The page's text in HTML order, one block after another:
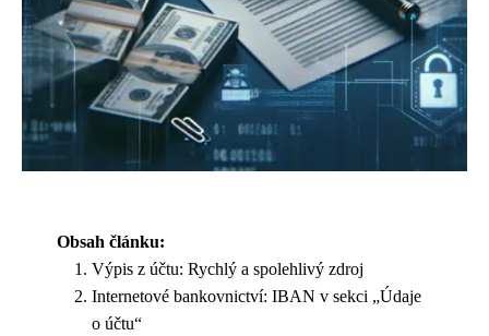
Obsah článku:
Výpis z účtu: Rychlý a spolehlivý zdroj
Internetové bankovnictví: IBAN v sekci „Údaje
o účtu“